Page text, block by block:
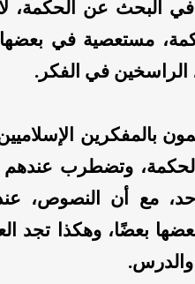
في البحث عن الحكمة،
مستعصية في
الراسخين في الفكر.
بالمفكرين
وتضطرب
مع أن النصوص، عند
بعضًا، وهكذا تجد
والدرس.